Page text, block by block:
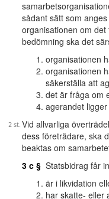
sådant sätt som
organisationen om
bedömning ska det
organisationen
organisationen
säkerställa att
det är fråga om
agerandet
Vid allvarliga
dess företrädare, ska
beaktas om
3 c § Statsbidrag får
är i likvidation
har skatte- eller